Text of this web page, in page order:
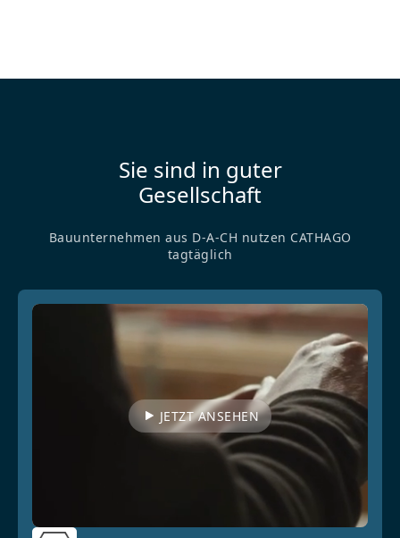
Sie sind in guter
Gesellschaft
Bauunternehmen aus D-A-CH nutzen CATHAGO
tagtäglich
JETZT ANSEHEN